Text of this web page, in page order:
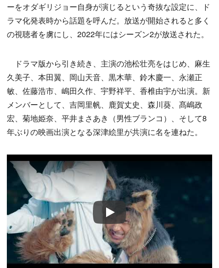
ーをオダギリジョー自身が演じるという奇抜な設定に、ド
ラマ化発表時から話題を呼んだ。放送が開始されると多く
の視聴者を虜にし、2022年にはシーズン2が放送された。
ドラマ版から引き続き、主演の池松壮亮をはじめ、麻生
久美子、本田翼、岡山天音、黒木華、鈴木慶一、永瀬正
敏、佐藤浩市、嶋田久作、宇野祥平、香椎由宇が出演。新
メンバーとして、吉岡里帆、鹿賀丈史、森川葵、髙嶋政
宏、菊地姫奈、平井まさあき（男性ブランコ）、そして8
年ぶりの映画出演となる深津絵里が共演に名を連ねた。
Play